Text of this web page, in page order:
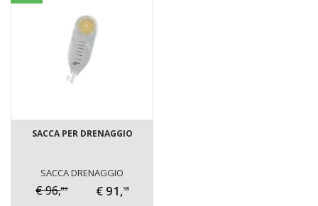
SACCA PER DRENAGGIO
SACCA DRENAGGIO
€ 96,82 € 91,98